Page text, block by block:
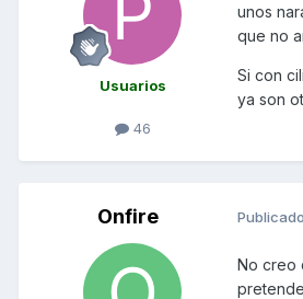
Usuarios
46
unos
que no
Si con
ya son
Onfire Publicado
No creo